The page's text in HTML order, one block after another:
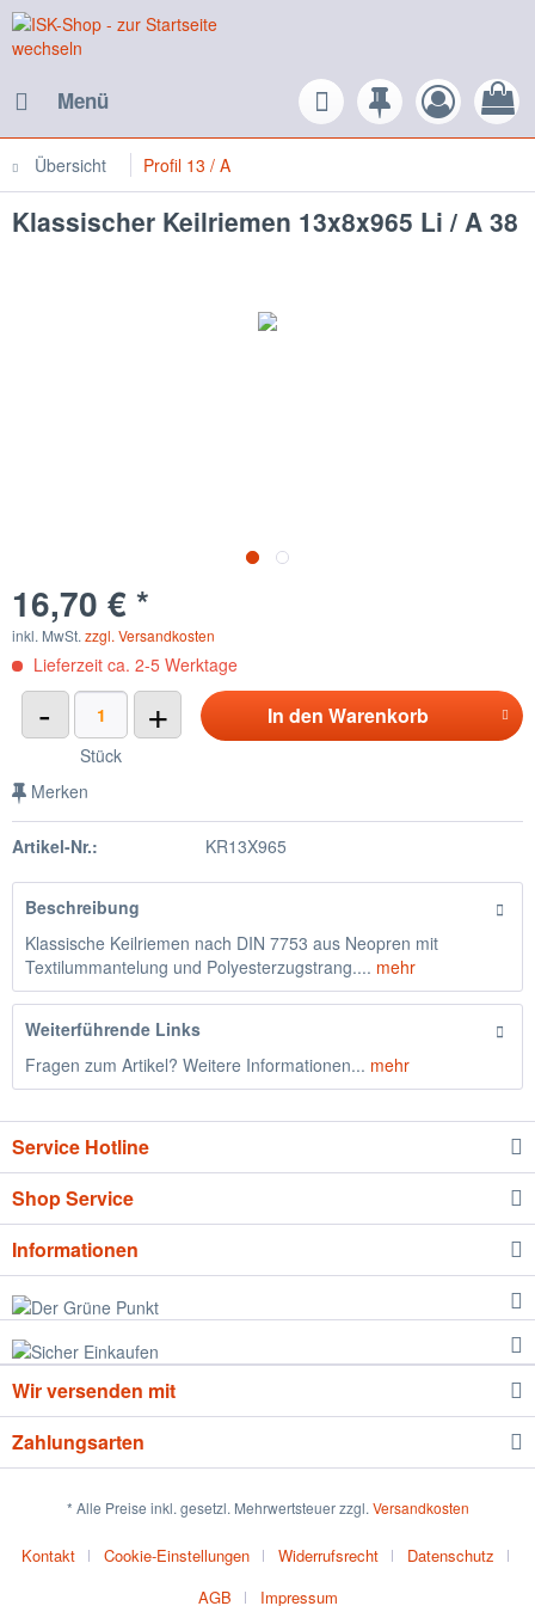
Menü
Übersicht Profil 13 / A
Klassischer Keilriemen 13x8x965 Li / A 38
16,70 € *
inkl. MwSt. zzgl. Versandkosten
Lieferzeit ca. 2-5 Werktage
- +
Stück
In den Warenkorb
Merken
Artikel-Nr.: KR13X965
Beschreibung
Klassische Keilriemen nach DIN 7753 aus Neopren mit
Textilummantelung und Polyesterzugstrang.... mehr
Weiterführende Links
Fragen zum Artikel? Weitere Informationen... mehr
Service Hotline
Shop Service
Informationen
Wir versenden mit
Zahlungsarten
* Alle Preise inkl. gesetzl. Mehrwertsteuer zzgl. Versandkosten
Kontakt Cookie-Einstellungen Widerrufsrecht
Datenschutz
AGB
Impressum